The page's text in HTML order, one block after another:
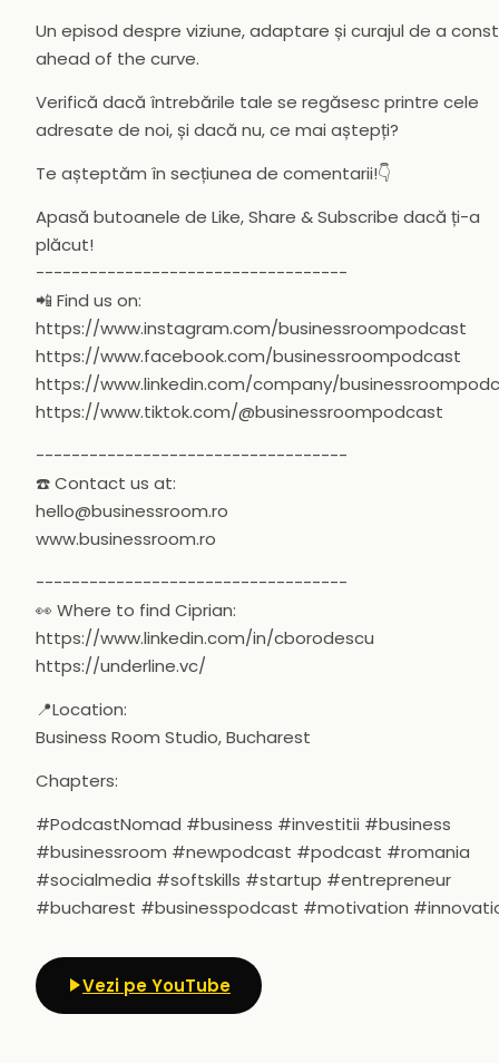
Un episod despre viziune, adaptare și curajul de a
ahead of the curve.
Verifică dacă întrebările tale se regăsesc printre cele
adresate de noi, și dacă nu, ce mai aștepți?
Te așteptăm în secțiunea de comentarii!👇
Apasă butoanele de Like, Share & Subscribe dacă ți-a
plăcut!
-----------------------------------
📲 Find us on:
https://www.instagram.com/businessroompodcast
https://www.facebook.com/businessroompodcast
https://www.linkedin.com/company/
https://www.tiktok.com/@businessroompodcast
-----------------------------------
☎️ Contact us at:
hello@businessroom.ro
www.businessroom.ro
-----------------------------------
👀 Where to find Ciprian:
https://www.linkedin.com/in/cborodescu
https://underline.vc/
📍Location:
Business Room Studio, Bucharest
Chapters:
#PodcastNomad #business #investitii #business
#businessroom #newpodcast #podcast #romania
#socialmedia #softskills #startup #entrepreneur
#bucharest #businesspodcast #motivation
Vezi pe YouTube